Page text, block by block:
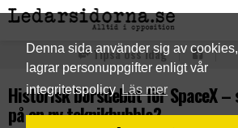
Denna sida använder sig av
lagrar personuppgifter enligt vår
integritetspolicy Läs mer
Tipsa oss idag
Historisk börsdebut för SpaceX –
på en ny teknikbubbla?